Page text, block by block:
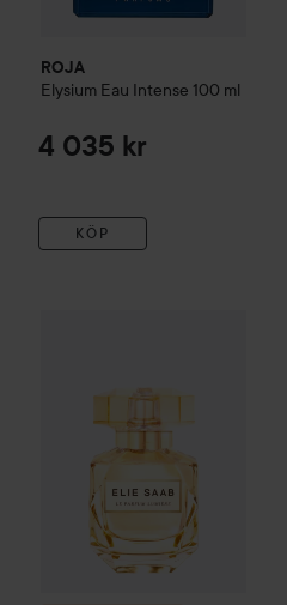
ROJA
Elysium Eau Intense 100 ml
4 035 kr
KÖP